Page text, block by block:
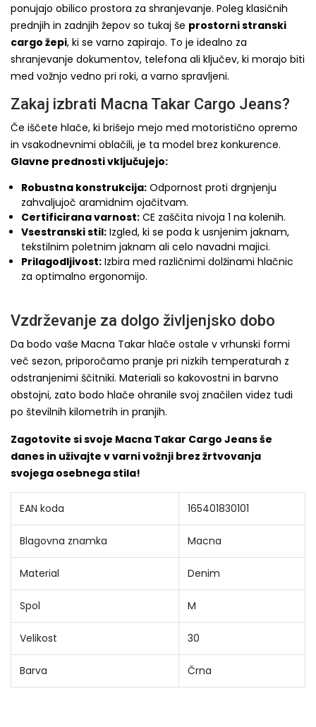
ponujajo obilico prostora za shranjevanje. Poleg klasičnih
prednjih in zadnjih žepov so tukaj še prostorni stranski
cargo žepi, ki se varno zapirajo. To je idealno za
shranjevanje dokumentov, telefona ali ključev, ki morajo biti
med vožnjo vedno pri roki, a varno spravljeni.
Zakaj izbrati Macna Takar Cargo Jeans?
Če iščete hlače, ki brišejo mejo med motoristično opremo
in vsakodnevnimi oblačili, je ta model brez konkurence.
Glavne prednosti vključujejo:
Robustna konstrukcija: Odpornost proti drgnjenju
zahvaljujoč aramidnim ojačitvam.
Certificirana varnost: CE zaščita nivoja 1 na kolenih.
Vsestranski stil: Izgled, ki se poda k usnjenim jaknam,
tekstilnim poletnim jaknam ali celo navadni majici.
Prilagodljivost: Izbira med različnimi dolžinami hlačnic
za optimalno ergonomijo.
Vzdrževanje za dolgo življenjsko dobo
Da bodo vaše Macna Takar hlače ostale v vrhunski formi
več sezon, priporočamo pranje pri nizkih temperaturah z
odstranjenimi ščitniki. Materiali so kakovostni in barvno
obstojni, zato bodo hlače ohranile svoj značilen videz tudi
po številnih kilometrih in pranjih.
Zagotovite si svoje Macna Takar Cargo Jeans še
danes in uživajte v varni vožnji brez žrtvovanja
svojega osebnega stila!
EAN koda 165401830101
Blagovna znamka Macna
Material Denim
Spol M
Velikost 30
Barva Črna